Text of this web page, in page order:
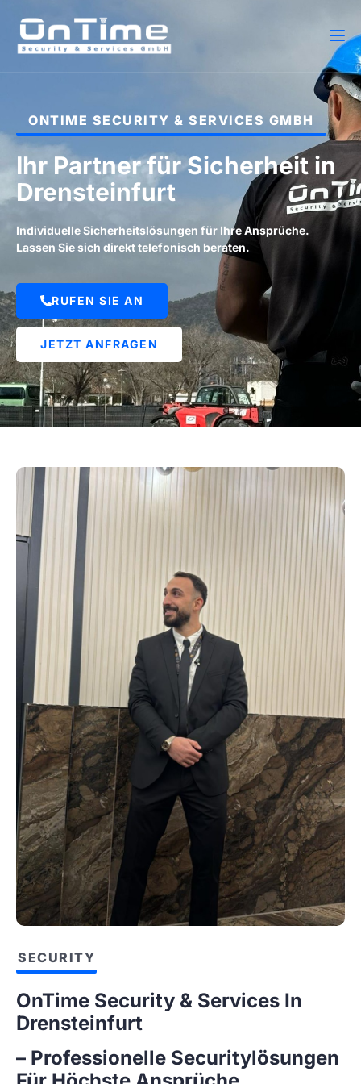
ONTIME SECURITY & SERVICES GMBH
Ihr Partner für Sicherheit in
Drensteinfurt
Individuelle Sicherheitslösungen für Ihre Ansprüche.
Lassen Sie sich direkt telefonisch beraten.
RUFEN SIE AN
JETZT ANFRAGEN
SECURITY
OnTime Security & Services In
Drensteinfurt
– Professionelle Securitylösungen